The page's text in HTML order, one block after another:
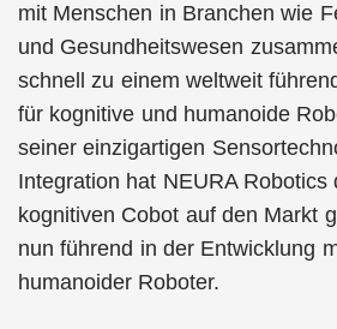
mit Menschen in Branchen wie
und Gesundheitswesen
schnell zu einem weltweit
für kognitive und humanoide
seiner einzigartigen
Integration hat NEURA Robotics
kognitiven Cobot auf den Markt
nun führend in der Entwicklung
humanoider Roboter.